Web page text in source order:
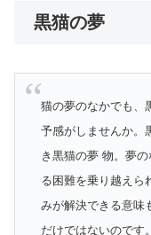
黒猫の夢
猫の夢のなかでも、
予感がしませんか。
き黒猫の夢 物。夢
る困難を乗り越えら
みが解決できる意味
だけではないのです。